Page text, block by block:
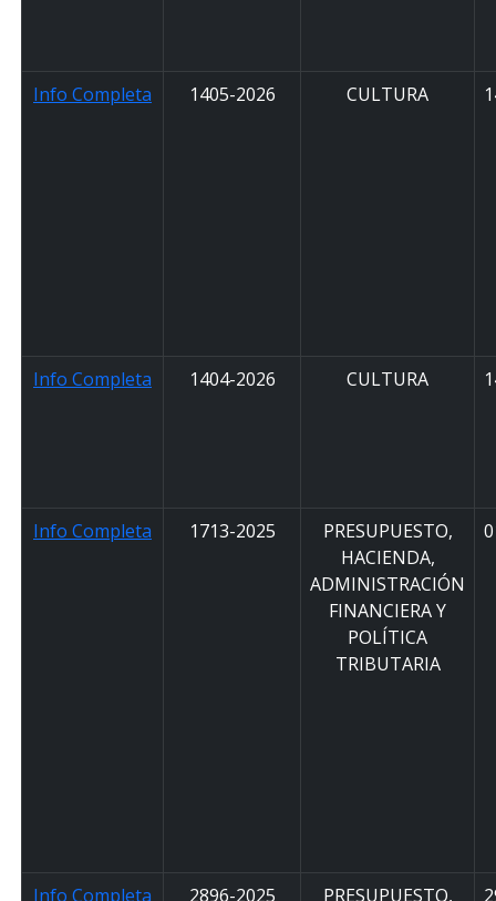
Info Completa 1405-2026 CULTURA
Info Completa 1404-2026 CULTURA
Info Completa 1713-2025
PRESUPUESTO,
HACIENDA,
ADMINISTRACIÓN
FINANCIERA Y
POLÍTICA
TRIBUTARIA
Info Completa 2896-2025 PRESUPUESTO,